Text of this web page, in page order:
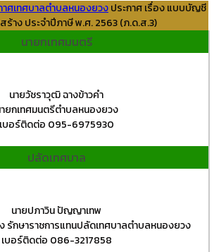
าศเทศบาลตำบลหนองยวงประกาศ เรื่อง แบบบัญชี
าง ประจำปีภาษี พ.ศ. 2563 (ภ.ด.ส.3)
นายกเทศมนตรี
นายวัชราวุฒิ ฉางข้าวคำ
ยกเทศมนตรีตำบลหนองยวง
เบอร์ติดต่อ 095-6975930
ปลัดเทศบาล
นายปภาวิน ปัญญาเทพ
รักษาราชการแทนปลัดเทศบาลตำบลหนองยวง
เบอร์ติดต่อ 086-3217858